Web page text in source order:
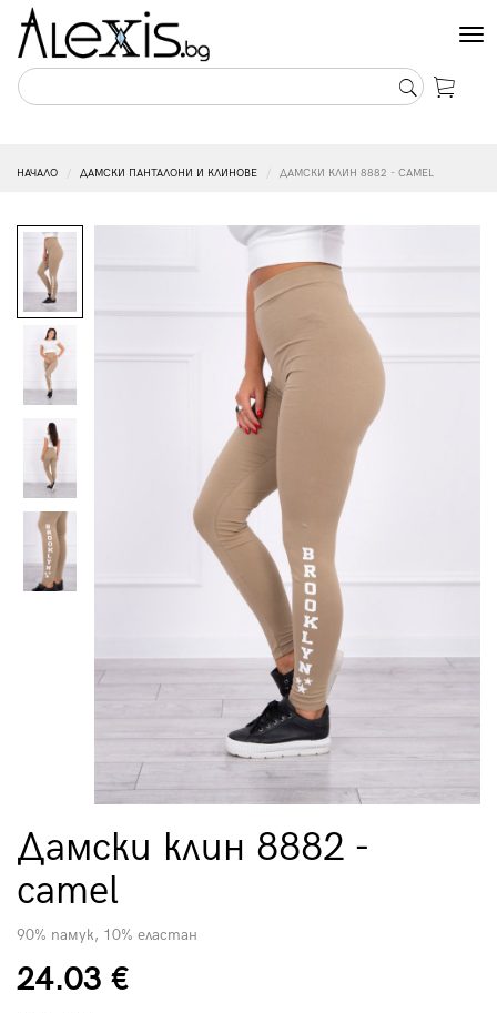
НАЧАЛО ДАМСКИ ПАНТАЛОНИ И КЛИНОВЕ ДАМСКИ КЛИН 8882 - CAMEL
Дамски клин 8882 -
camel
90% памук, 10% еластан
24.03 €